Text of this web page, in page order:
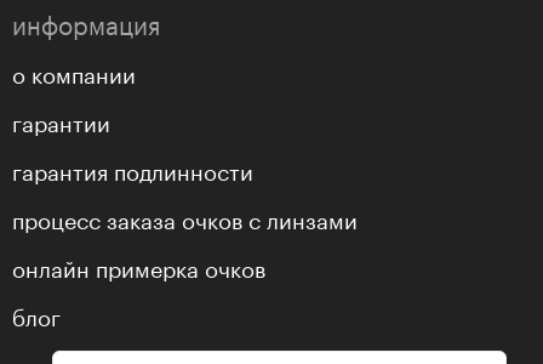
информация
о компании
гарантии
гарантия подлинности
процесс заказа очков с линзами
онлайн примерка очков
блог